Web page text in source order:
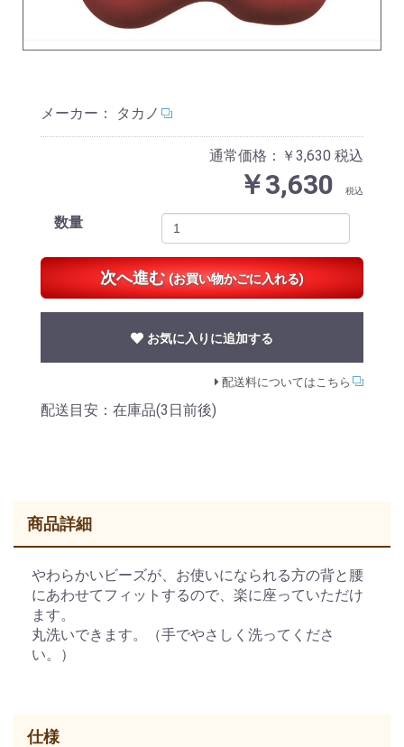
メーカー： タカノ
通常価格：￥3,630 税込
￥3,630 税込
数量
次へ進む(お買い物かごに入れる)
お気に入りに追加する
配送料についてはこちら
配送目安：在庫品(3日前後)
商品詳細
やわらかいビーズが、お使いになられる方の背と腰
にあわせてフィットするので、楽に座っていただけ
ます。
丸洗いできます。（手でやさしく洗ってくださ
い。）
仕様